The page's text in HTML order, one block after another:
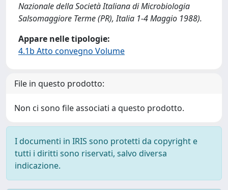
Nazionale della Società Italiana di Microbiologia
Salsomaggiore Terme (PR), Italia 1-4 Maggio 1988).
Appare nelle tipologie:
4.1b Atto convegno Volume
File in questo prodotto:
Non ci sono file associati a questo prodotto.
I documenti in IRIS sono protetti da copyright e
tutti i diritti sono riservati, salvo diversa
indicazione.